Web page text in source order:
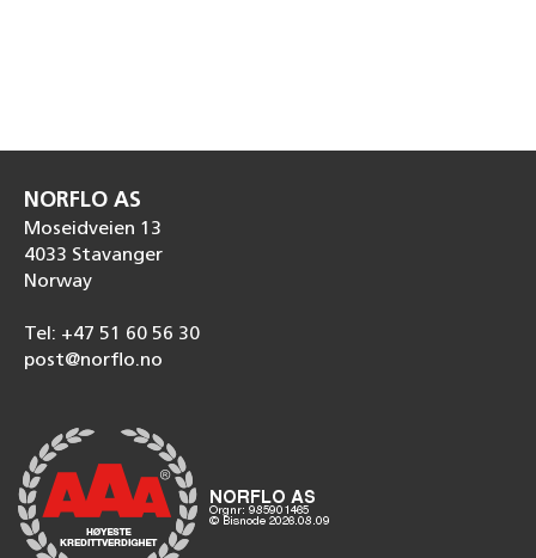
NORFLO AS
Moseidveien 13
4033 Stavanger
Norway
Tel: +47 51 60 56 30
post@norflo.no